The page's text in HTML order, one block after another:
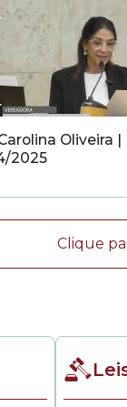
Oliveira |
2025
Clique